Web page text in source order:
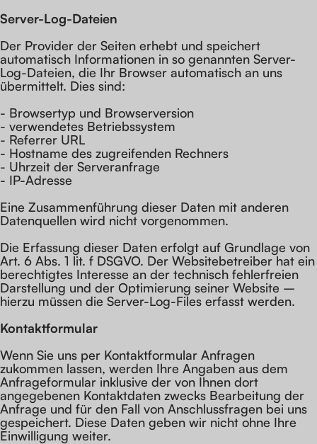
Server-Log-Dateien
Der Provider der Seiten erhebt und speichert
automatisch Informationen in so genannten Server-
Log-Dateien, die Ihr Browser automatisch an uns
übermittelt. Dies sind:
- Browsertyp und Browserversion
- verwendetes Betriebssystem
- Referrer URL
- Hostname des zugreifenden Rechners
- Uhrzeit der Serveranfrage
- IP-Adresse
Eine Zusammenführung dieser Daten mit anderen
Datenquellen wird nicht vorgenommen.
Die Erfassung dieser Daten erfolgt auf Grundlage von
Art. 6 Abs. 1 lit. f DSGVO. Der Websitebetreiber hat ein
berechtigtes Interesse an der technisch fehlerfreien
Darstellung und der Optimierung seiner Website –
hierzu müssen die Server-Log-Files erfasst werden.
Kontaktformular
Wenn Sie uns per Kontaktformular Anfragen
zukommen lassen, werden Ihre Angaben aus dem
Anfrageformular inklusive der von Ihnen dort
angegebenen Kontaktdaten zwecks Bearbeitung der
Anfrage und für den Fall von Anschlussfragen bei uns
gespeichert. Diese Daten geben wir nicht ohne Ihre
Einwilligung weiter.